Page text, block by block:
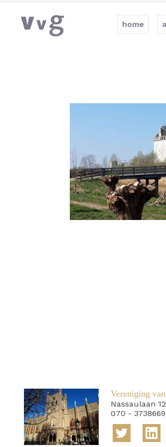
home
Vereniging
Nassaulaan 12
070 - 3738669